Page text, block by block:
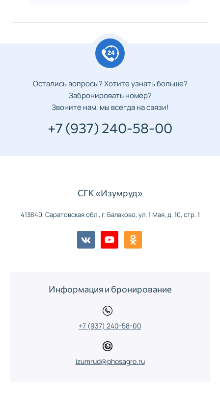
хаммам, бассейн,
(экзотический крем-
скраб с витамином Е),
тайский массаж-микс.
Балийский массаж
антистрессовый
массаж (только для
женщин), включающий
два этапа: 1 этап —
масел) и
расслабление, 2 этап —
1 час
30
миоструктурный
массаж
техника,
в себя
лёгкую
мануальную
состояние
мышц,
связок,
суставов
всего
30
минут
Остались вопросы? Хотите узнать больше?
Забронировать номер?
Звоните нам, мы всегда на связи!
+7 (937) 240-58-00
СГК «Изумруд»
413840, Саратовская обл., г. Балаково, ул. 1 Мая, д. 10, стр. 1
Информация и бронирование
+7 (937) 240-58-00
izumrud@phosagro.ru